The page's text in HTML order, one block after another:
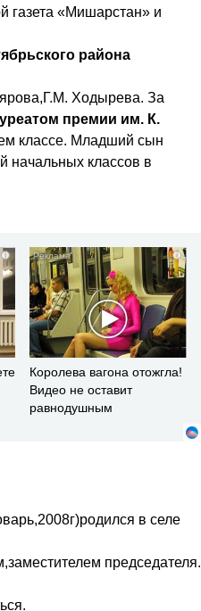
газета «Мишарстан» и
района
Ходырева. За
премии им. К.
классе. Младший сын
начальных классов в
i i
Королева вагона отожгла!
Видео не оставит
равнодушным
в селе
председателя.